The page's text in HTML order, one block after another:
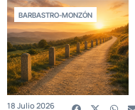
BARBASTRO-MONZÓN
18 Julio 2026